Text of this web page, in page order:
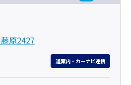
原2427
道案内・カーナビ連携